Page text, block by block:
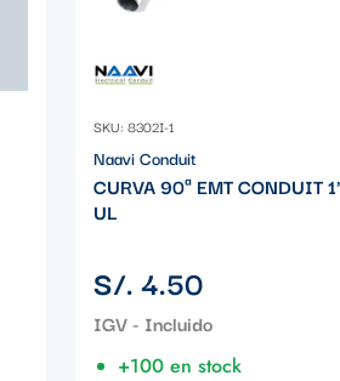
SKU: 8302I-1
Naavi Conduit
CURVA 90ª EMT CONDUIT
UL
Precio
regular
S/. 4.50
+100 en stock